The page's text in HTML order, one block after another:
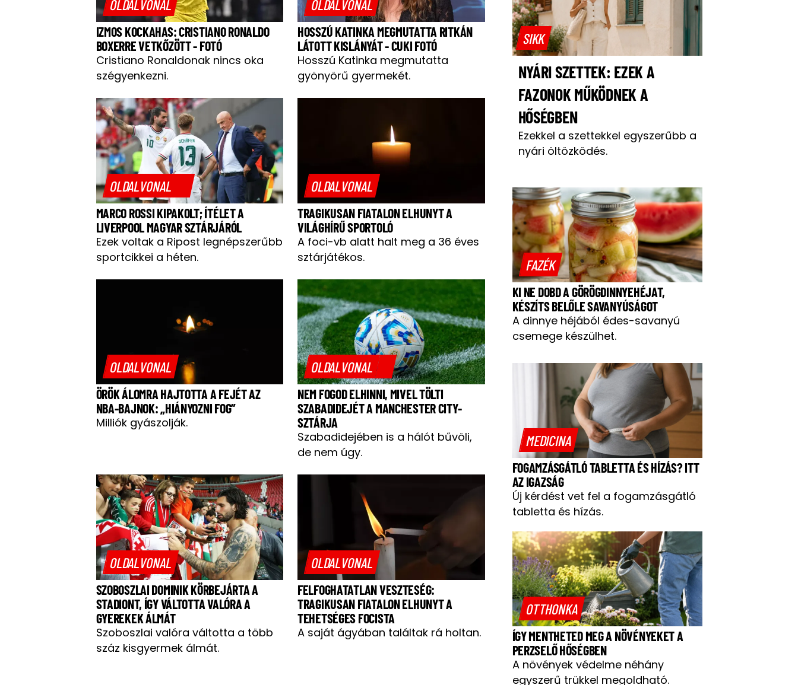
OLDALVONAL
IZMOS KOCKAHAS: CRISTIANO RONALDO
BOXERRE VETKŐZÖTT - FOTÓ
Cristiano Ronaldonak nincs oka
szégyenkezni.
OLDALVONAL
HOSSZÚ KATINKA MEGMUTATTA RITKÁN
LÁTOTT KISLÁNYÁT - CUKI FOTÓ
Hosszú Katinka megmutatta
gyönyörű gyermekét.
OLDALVONAL
MARCO ROSSI KIPAKOLT; ÍTÉLET A
LIVERPOOL MAGYAR SZTÁRJÁRÓL
Ezek voltak a Ripost legnépszerűbb
sportcikkei a héten.
OLDALVONAL
TRAGIKUSAN FIATALON ELHUNYT A
VILÁGHÍRŰ SPORTOLÓ
A foci-vb alatt halt meg a 36 éves
sztárjátékos.
OLDALVONAL
ÖRÖK ÁLOMRA HAJTOTTA A FEJÉT AZ
NBA-BAJNOK: „HIÁNYOZNI FOG”
Milliók gyászolják.
OLDALVONAL
NEM FOGOD ELHINNI, MIVEL TÖLTI
SZABADIDEJÉT A MANCHESTER CITY-
SZTÁRJA
Szabadidejében is a hálót bűvöli,
de nem úgy.
OLDALVONAL
SZOBOSZLAI DOMINIK KÖRBEJÁRTA A
STADIONT, ÍGY VÁLTOTTA VALÓRA A
GYEREKEK ÁLMÁT
Szoboszlai valóra váltotta a több
száz kisgyermek álmát.
OLDALVONAL
FELFOGHATATLAN VESZTESÉG:
TRAGIKUSAN FIATALON ELHUNYT A
TEHETSÉGES FOCISTA
A saját ágyában találtak rá holtan.
SIKK
NYÁRI SZETTEK: EZEK A
FAZONOK MŰKÖDNEK A
HŐSÉGBEN
Ezekkel a szettekkel egyszerűbb a
nyári öltözködés.
FAZÉK
KI NE DOBD A GÖRÖGDINNYEHÉJAT,
KÉSZÍTS BELŐLE SAVANYÚSÁGOT
A dinnye héjából édes-savanyú
csemege készülhet.
MEDICINA
FOGAMZÁSGÁTLÓ TABLETTA ÉS HÍZÁS? ITT
AZ IGAZSÁG
Új kérdést vet fel a fogamzásgátló
tabletta és hízás.
OTTHONKA
ÍGY MENTHETED MEG A NÖVÉNYEKET A
PERZSELŐ HŐSÉGBEN
A növények védelme néhány
egyszerű trükkel megoldható.